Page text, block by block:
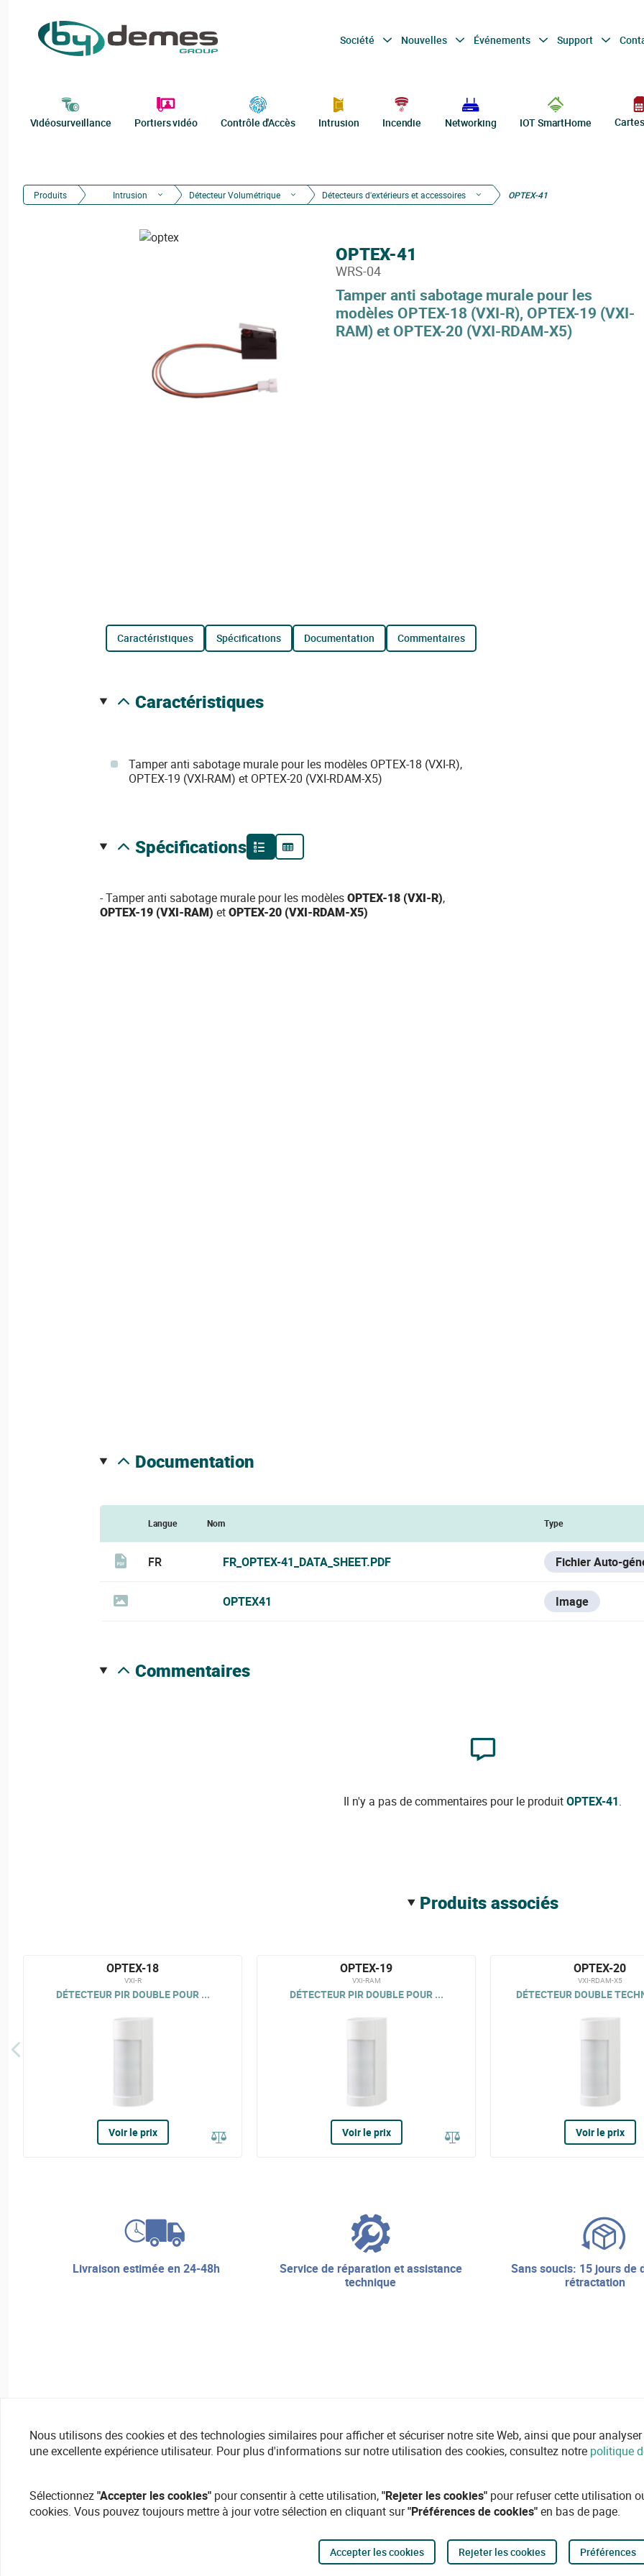
Société Nouvelles Événements Support
Vidéosurveillance Portiers vidéo Contrôle d'Accès Intrusion Incendie Networking IOT SmartHome
Produits Intrusion Détecteur Volumétrique Détecteurs d'extérieurs et accessoires OPTEX-41
Tamper anti sabotage murale pour les
modèles OPTEX-18 (VXI-R), OPTEX-19 (VXI-
RAM) et OPTEX-20 (VXI-RDAM-X5)
OPTEX-41
WRS-04
caractéristiques spécifications documentation commentaires
caractéristiques
Tamper anti sabotage murale pour les modèles OPTEX-18 (VXI-R),
OPTEX-19 (VXI-RAM) et OPTEX-20 (VXI-RDAM-X5)
spécifications
- Tamper anti sabotage murale pour les modèlesOPTEX-18 (VXI-R),
OPTEX-19 (VXI-RAM) etOPTEX-20 (VXI-RDAM-X5)
documentation
Langue Nom Type
FR FR_OPTEX-41_DATA_SHEET.PDF Fichier Auto-
OPTEX41 Image
commentaires
Il n'y a pas de commentaires pour le produitOPTEX-41.
produits associés
OPTEX-18
VXI-R
DÉTECTEUR PIR DOUBLE POUR ...
Voir le prix
OPTEX-19
VXI-RAM
DÉTECTEUR PIR DOUBLE POUR ...
Voir le prix
OPTEX-20
VXI-RDAM-X5
DÉTECTEUR DOUBLE
Voir le prix
livraison estimée en 24-48h
service de réparation et assistance
technique
sans soucis: 15 jours de droit de
rétractation
Nous utilisons des cookies et des technologies similaires pour afficher et sécuriser notre site Web, ainsi que pour
une excellente expérience utilisateur. Pour plus d'informations sur notre utilisation des cookies, consultez notre politique
Sélectionnez"Accepter les cookies" pour consentir à cette utilisation,"Rejeter les cookies" pour refuser cette utilisation
cookies. Vous pouvez toujours mettre à jour votre sélection en cliquant sur"Préférences de cookies"en bas de page.
Accepter les cookies Rejeter les cookies Préférences